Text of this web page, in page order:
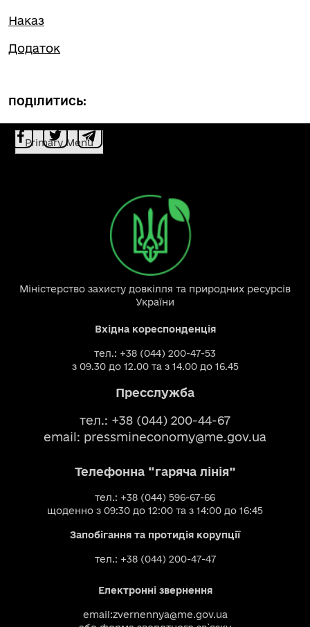
Наказ
Додаток
ПОДІЛИТИСЬ:
Primary Menu
Міністерство захисту довкілля та природних ресурсів
України
Вхідна кореспонденція
тел.: +38 (044) 200-47-53
з 09.30 до 12.00 та з 14.00 до 16.45
Пресслужба
тел.: +38 (044) 200-44-67
email: pressmineconomy@me.gov.ua
Телефонна “гаряча лінія”
тел.: +38 (044) 596-67-66
щоденно з 09:30 до 12:00 та з 14:00 до 16:45
Запобігання та протидія корупції
тел.: +38 (044) 200-47-47
Електронні звернення
email:zvernennya@me.gov.ua